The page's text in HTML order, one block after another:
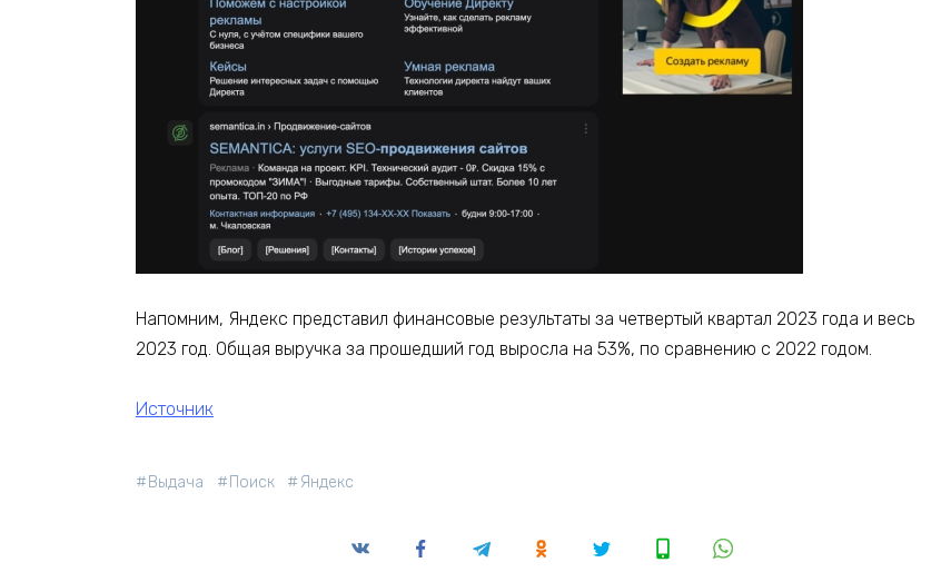
Напомним, Яндекс представил финансовые результаты за четвертый квартал 2023 года и весь
2023 год. Общая выручка за прошедший год выросла на 53%, по сравнению с 2022 годом.
Источник
Выдача Поиск Яндекс